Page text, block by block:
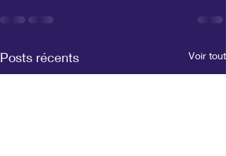
Posts récents Voir tout